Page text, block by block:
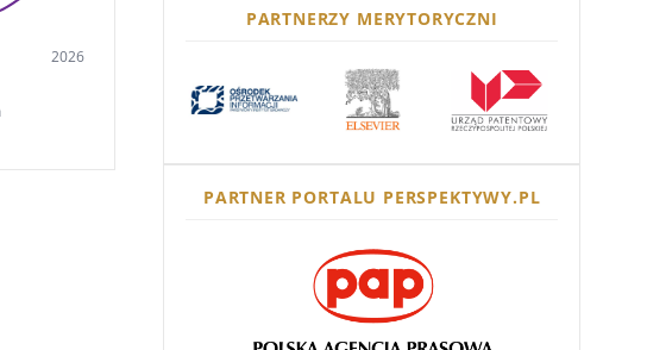
2026
PARTNERZY MERYTORYCZNI
PARTNER PORTALU PERSPEKTYWY.PL